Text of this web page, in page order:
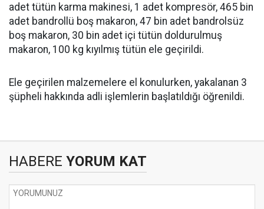
adet tütün karma makinesi, 1 adet kompresör, 465 bin
adet bandrollü boş makaron, 47 bin adet bandrolsüz
boş makaron, 30 bin adet içi tütün doldurulmuş
makaron, 100 kg kıyılmış tütün ele geçirildi.
Ele geçirilen malzemelere el konulurken, yakalanan 3
şüpheli hakkında adli işlemlerin başlatıldığı öğrenildi.
HABERE YORUM KAT